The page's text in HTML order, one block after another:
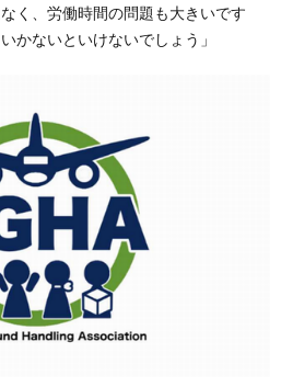
く、労働時間の問題も大きいです
かないといけないでしょう」